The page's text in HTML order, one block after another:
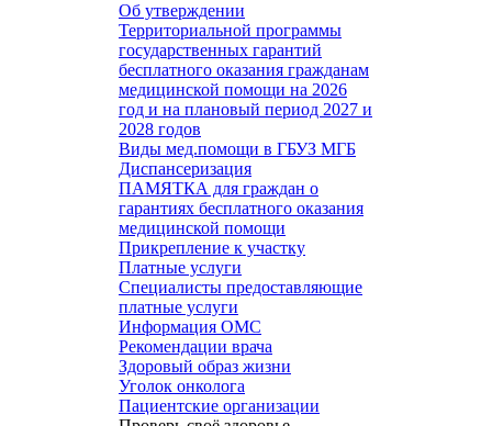
Об утверждении
Территориальной программы
государственных гарантий
бесплатного оказания гражданам
медицинской помощи на 2026
год и на плановый период 2027 и
2028 годов
Виды мед.помощи в ГБУЗ МГБ
Диспансеризация
ПАМЯТКА для граждан о
гарантиях бесплатного оказания
медицинской помощи
Прикрепление к участку
Платные услуги
Специалисты предоставляющие
платные услуги
Информация ОМС
Рекомендации врача
Здоровый образ жизни
Уголок онколога
Пациентские организации